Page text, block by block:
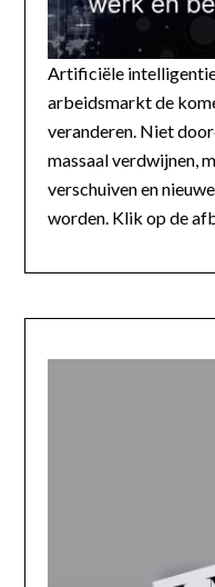
Artificiële
arbeidsmarkt de
veranderen. Niet
massaal verdwijnen,
verschuiven en
worden. Klik op de